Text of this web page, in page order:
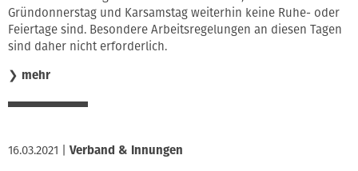
Gründonnerstag und Karsamstag weiterhin keine Ruhe- oder
Feiertage sind. Besondere Arbeitsregelungen an diesen Tagen
sind daher nicht erforderlich.
❯ mehr
16.03.2021 Verband & Innungen